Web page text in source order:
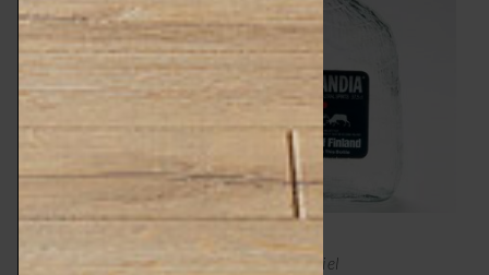
In copertina, Tapio Wirkkala, ph Osmo Thiel